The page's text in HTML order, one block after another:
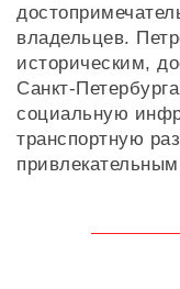
владельцев.
историческим,
Санкт-
социальную
транспортную